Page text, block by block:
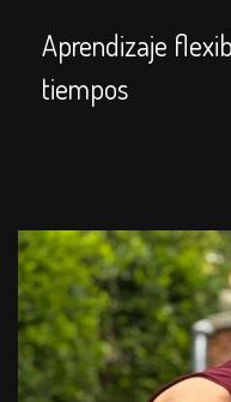
Aprendizaje
tiempos